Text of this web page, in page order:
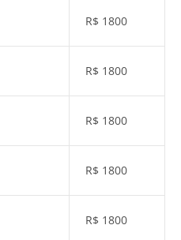
R$ 1800
R$ 1800
R$ 1800
R$ 1800
R$ 1800